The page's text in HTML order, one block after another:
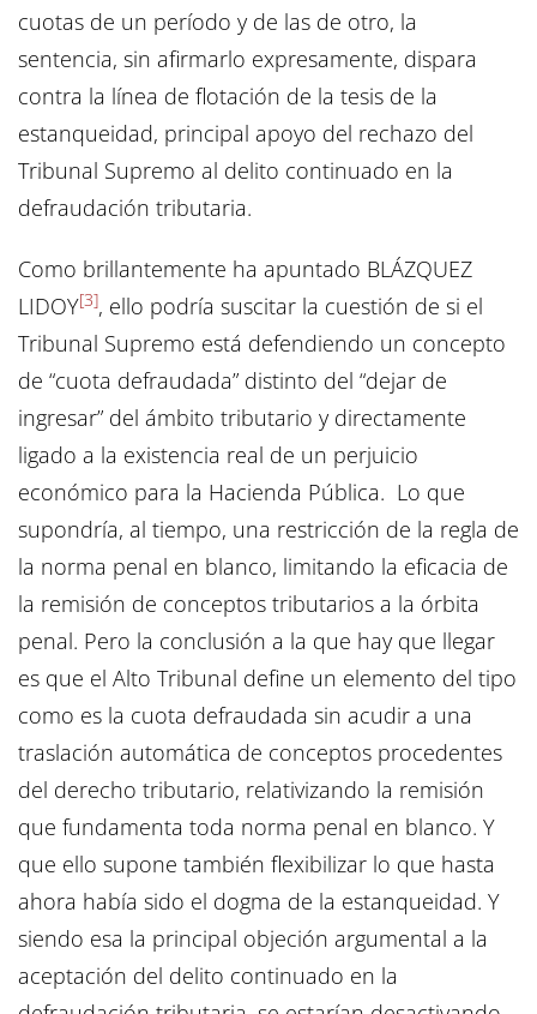
cuotas de un período y de las de otro, la
sentencia, sin afirmarlo expresamente, dispara
contra la línea de flotación de la tesis de la
estanqueidad, principal apoyo del rechazo del
Tribunal Supremo al delito continuado en la
defraudación tributaria.
Como brillantemente ha apuntado BLÁZQUEZ
LIDOY[3], ello podría suscitar la cuestión de si el
Tribunal Supremo está defendiendo un concepto
de “cuota defraudada” distinto del “dejar de
ingresar” del ámbito tributario y directamente
ligado a la existencia real de un perjuicio
económico para la Hacienda Pública. Lo que
supondría, al tiempo, una restricción de la regla de
la norma penal en blanco, limitando la eficacia de
la remisión de conceptos tributarios a la órbita
penal. Pero la conclusión a la que hay que llegar
es que el Alto Tribunal define un elemento del tipo
como es la cuota defraudada sin acudir a una
traslación automática de conceptos procedentes
del derecho tributario, relativizando la remisión
que fundamenta toda norma penal en blanco. Y
que ello supone también flexibilizar lo que hasta
ahora había sido el dogma de la estanqueidad. Y
siendo esa la principal objeción argumental a la
aceptación del delito continuado en la